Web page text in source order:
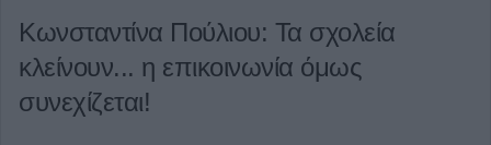
Κωνσταντίνα Πούλιου: Τα σχολεία
κλείνουν... η επικοινωνία όμως
συνεχίζεται!